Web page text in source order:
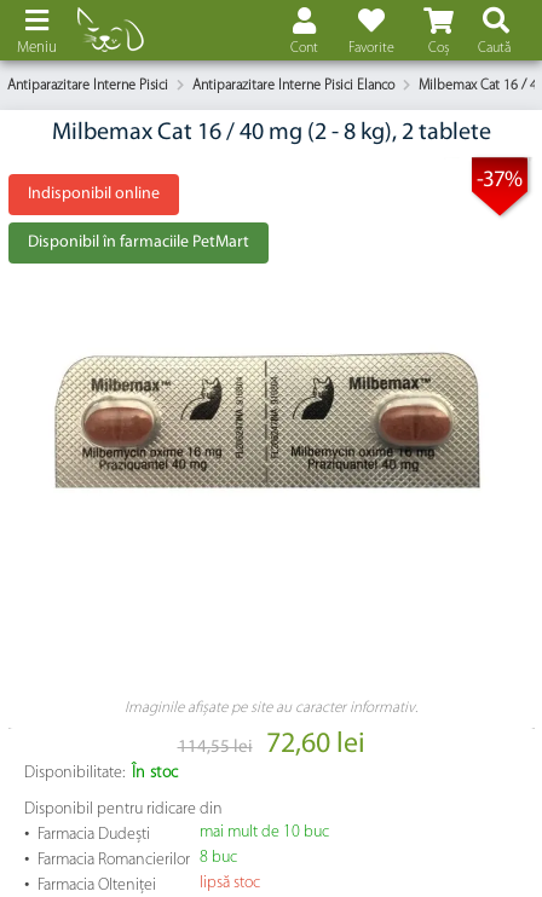
Coș
Favorite
Cont Caută
Meniu
Antiparazitare Interne Pisici Antiparazitare Interne Pisici Elanco Milbemax Cat 16 /
Milbemax Cat 16 / 40 mg (2 - 8 kg), 2 tablete
-37%
Indisponibil online
Disponibil în farmaciile PetMart
Imaginile afișate pe site au caracter informativ.
114,55 lei 72,60 lei
Disponibilitate:
În stoc
Disponibil pentru ridicare din
• Farmacia Dudești mai mult de 10 buc
• Farmacia Romancierilor 8 buc
• Farmacia Olteniței
lipsă stoc